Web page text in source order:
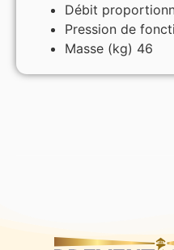
Débit
Pression de
Masse (kg) 46